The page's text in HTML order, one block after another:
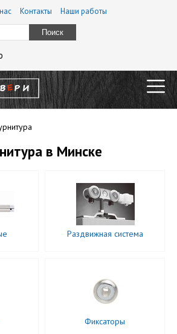
Контакты Наши работы
Поиск
в Минске
Раздвижная система
Фиксаторы